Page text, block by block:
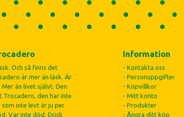
Och så finns det
är mer än läsk. Är
Mer än livet självt. Den
Trocadero, den har inte
som inte levt är ju per
Var inte död. Drick
Information
- Kontakta oss
- Personuppgifter
- Köpvillkor
- Mitt konto
- Produkter
- Ångra ditt köp